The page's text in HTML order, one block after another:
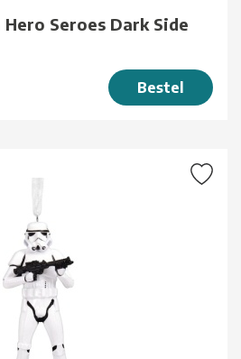
Seroes Dark Side
Bestel